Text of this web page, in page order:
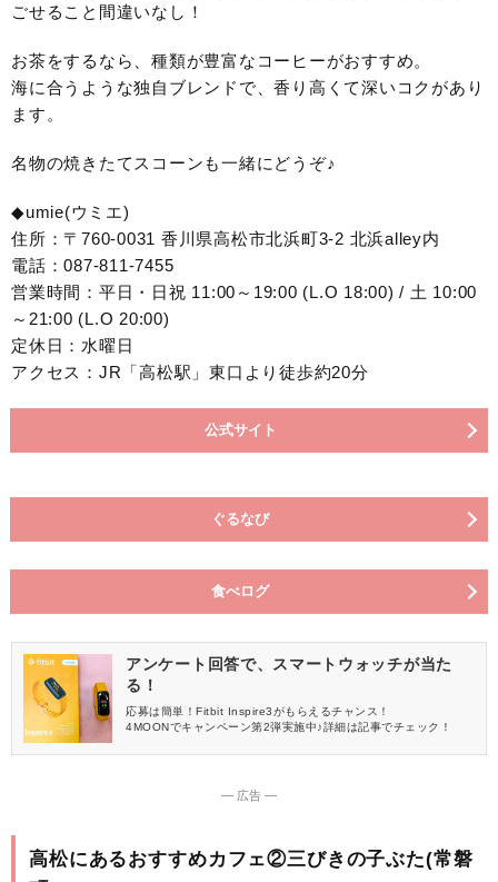
ごせること間違いなし！
お茶をするなら、種類が豊富なコーヒーがおすすめ。
海に合うような独自ブレンドで、香り高くて深いコクがあり
ます。
名物の焼きたてスコーンも一緒にどうぞ♪
◆umie(ウミエ)
住所：〒760-0031 香川県高松市北浜町3-2 北浜alley内
電話：087-811-7455
営業時間：平日・日祝 11:00～19:00 (L.O 18:00) / 土 10:00
～21:00 (L.O 20:00)
定休日：水曜日
アクセス：JR「高松駅」東口より徒歩約20分
公式サイト
ぐるなび
食べログ
アンケート回答で、スマートウォッチが当た
る！
応募は簡単！Fitbit Inspire3がもらえるチャンス！
4MOONでキャンペーン第2弾実施中♪詳細は記事でチェック！
― 広告 ―
高松にあるおすすめカフェ②三びきの子ぶた(常磐